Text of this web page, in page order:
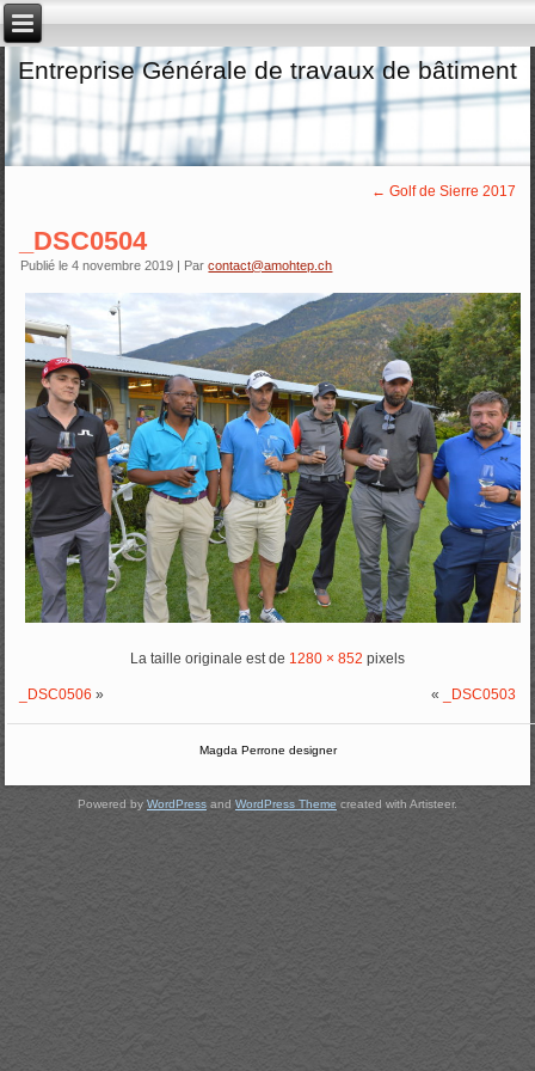
Entreprise Générale de travaux de bâtiment
← Golf de Sierre 2017
_DSC0504
Publié le 4 novembre 2019 | Par contact@amohtep.ch
La taille originale est de 1280 × 852 pixels
_DSC0506 » « _DSC0503
Magda Perrone designer
Powered by WordPress and WordPress Theme created with Artisteer.